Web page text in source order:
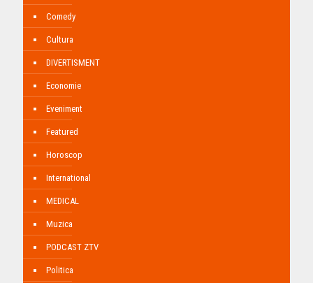
Comedy
Cultura
DIVERTISMENT
Economie
Eveniment
Featured
Horoscop
International
MEDICAL
Muzica
PODCAST ZTV
Politica